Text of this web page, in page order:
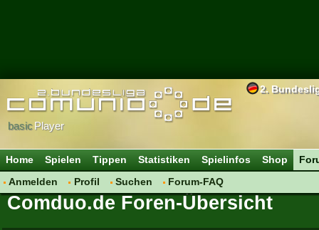
2.
basicPlayer
Home Spielen Tippen Statistiken Spielinfos Shop
Anmelden
Profil Suchen Forum-FAQ
Comduo.de Foren-Übersicht